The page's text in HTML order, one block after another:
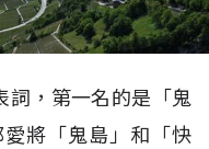
詞，第一名的是「鬼
將「鬼島」和「快